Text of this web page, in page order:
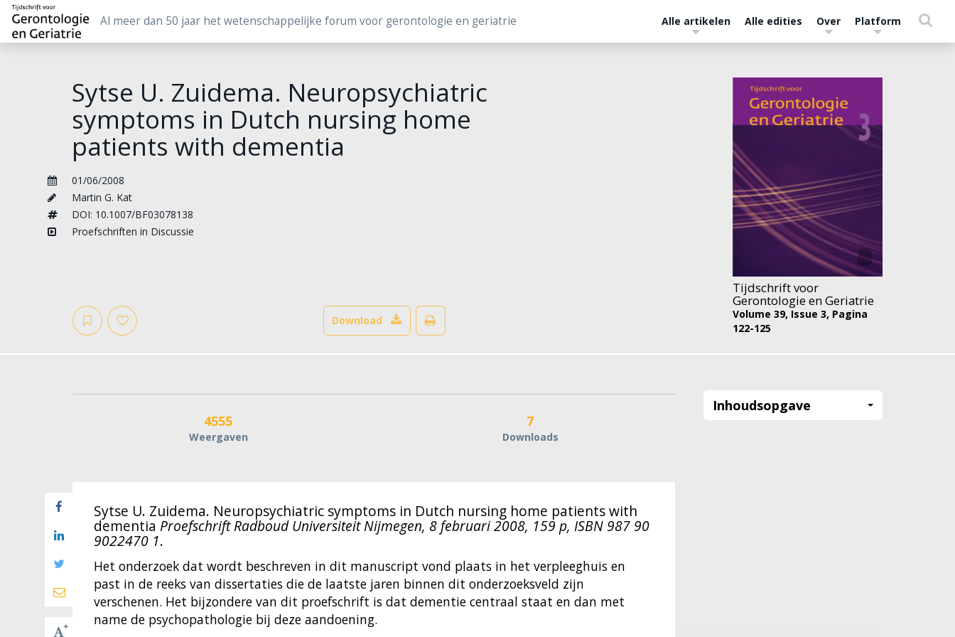
Al meer dan 50 jaar het wetenschappelijke forum voor gerontologie en geriatrie Alle artikelen Alle edities Over Platform
Sytse U. Zuidema. Neuropsychiatric
symptoms in Dutch nursing home
patients with dementia
01/06/2008
Martin G. Kat
DOI: 10.1007/BF03078138
Proefschriften in Discussie
Download
Tijdschrift voor
Gerontologie en Geriatrie
Volume 39, Issue 3, Pagina
122-125
4555
Weergaven
7
Downloads
Inhoudsopgave
Sytse U. Zuidema. Neuropsychiatric symptoms in Dutch nursing home patients with
dementia Proefschrift Radboud Universiteit Nijmegen, 8 februari 2008, 159 p, ISBN 987 90
9022470 1.
Het onderzoek dat wordt beschreven in dit manuscript vond plaats in het verpleeghuis en
past in de reeks van dissertaties die de laatste jaren binnen dit onderzoeksveld zijn
verschenen. Het bijzondere van dit proefschrift is dat dementie centraal staat en dan met
name de psychopathologie bij deze aandoening.